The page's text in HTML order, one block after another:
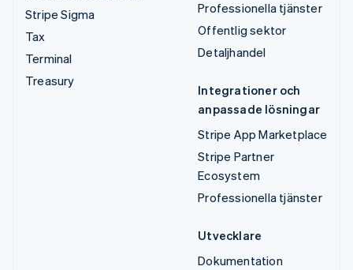
Stripe Sigma
Tax
Terminal
Treasury
Professionella tjänster
Offentlig sektor
Detaljhandel
Integrationer och
anpassade lösningar
Stripe App Marketplace
Stripe Partner
Ecosystem
Professionella tjänster
Utvecklare
Dokumentation